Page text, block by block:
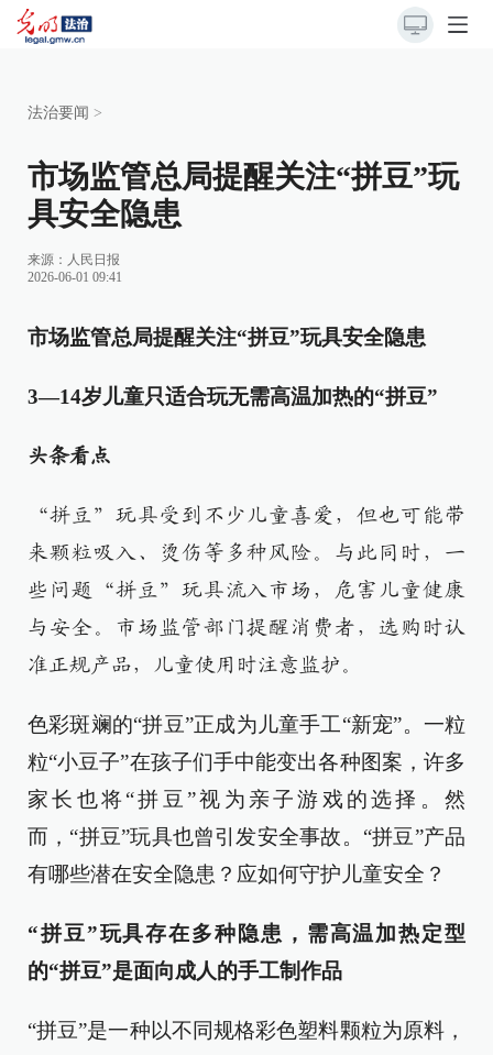
法治要闻 >
市场监管总局提醒关注“拼豆”玩
具安全隐患
来源： 人民日报
2026-06-01 09:41
市场监管总局提醒关注“拼豆”玩具安全隐患
3—14岁儿童只适合玩无需高温加热的“拼豆”
头条看点
“拼豆”玩具受到不少儿童喜爱，但也可能带
来颗粒吸入、烫伤等多种风险。与此同时，一
些问题“拼豆”玩具流入市场，危害儿童健康
与安全。市场监管部门提醒消费者，选购时认
准正规产品，儿童使用时注意监护。
色彩斑斓的“拼豆”正成为儿童手工“新宠”。一粒
粒“小豆子”在孩子们手中能变出各种图案，许多
家长也将“拼豆”视为亲子游戏的选择。然
而，“拼豆”玩具也曾引发安全事故。“拼豆”产品
有哪些潜在安全隐患？应如何守护儿童安全？
“拼豆”玩具存在多种隐患，需高温加热定型
的“拼豆”是面向成人的手工制作品
“拼豆”是一种以不同规格彩色塑料颗粒为原料，